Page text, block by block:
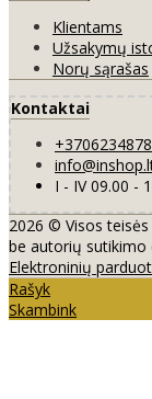
Klientams
Užsakymų
Norų sąrašas
Kontaktai
I - IV 09.00 -
2026 © Visos
be autorių sutikimo
Elektroninių
Rašyk
Skambink